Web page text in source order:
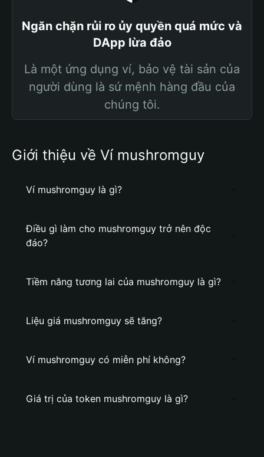
Ngăn chặn rủi ro ủy quyền quá mức và
DApp lừa đảo
Là một ứng dụng ví, bảo vệ tài sản của
người dùng là sứ mệnh hàng đầu của
chúng tôi.
Giới thiệu về Ví mushromguy
Ví mushromguy là gì?
Điều gì làm cho mushromguy trở nên độc
đáo?
Tiềm năng tương lai của mushromguy là gì?
Liệu giá mushromguy sẽ tăng?
Ví mushromguy có miễn phí không?
Giá trị của token mushromguy là gì?